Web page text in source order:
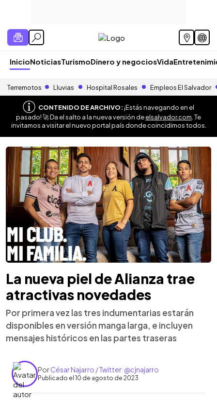
InicioNoticiasTurismoDinero y negociosVida
Terremotos Lluvias Hospital Rosales Empleos El Salvador
CONTENIDO DE ARCHIVO:¡Estás navegando en el
pasado! 🚀 Da el salto a la nueva versión deelsalvador.com . Te
invitamos a visitar el nuevo portal país donde coincidimos todos.
La nueva piel de Alianza trae
atractivas novedades
Por primera vez las tres indumentarias estarán
disponibles en versión manga larga, e incluyen
mensajes históricos en las partes traseras
PorCésar Najarro / Twitter: @cjnajarro
Publicado el 10 de agosto de 2023